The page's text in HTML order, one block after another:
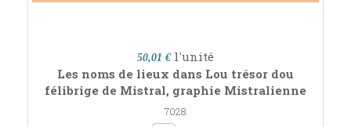
50,01 € l'unité
Les noms de lieux dans Lou trésor dou
félibrige de Mistral, graphie Mistralienne
7028